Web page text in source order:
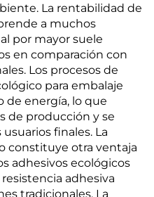
La rentabilidad de
a muchos
por mayor suele
en comparación con
Los procesos de
para embalaje
de energía, lo que
de producción y se
finales. La
constituye otra ventaja
adhesivos ecológicos
adhesiva
tradicionales. La